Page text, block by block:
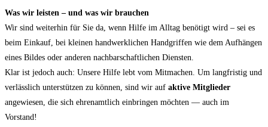
Was wir leisten – und was wir brauchen
Wir sind weiterhin für Sie da, wenn Hilfe im Alltag benötigt wird – sei es
beim Einkauf, bei kleinen handwerklichen Handgriffen wie dem Aufhängen
eines Bildes oder anderen nachbarschaftlichen Diensten.
Klar ist jedoch auch: Unsere Hilfe lebt vom Mitmachen. Um langfristig und
verlässlich unterstützen zu können, sind wir auf aktive Mitglieder
angewiesen, die sich ehrenamtlich einbringen möchten — auch im
Vorstand!